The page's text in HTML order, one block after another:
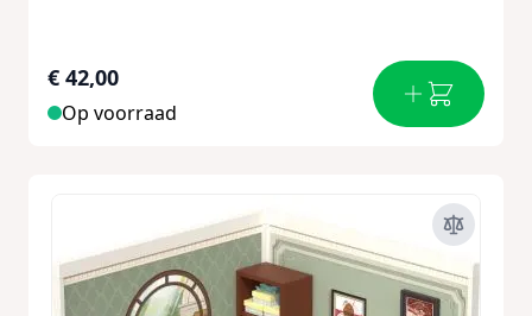
€ 42,00
Op voorraad